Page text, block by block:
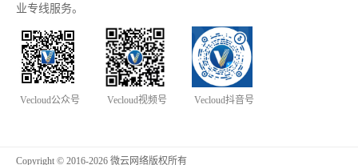
业专线服务。
Vecloud公众号 Vecloud视频号 Vecloud抖音号
Copyright © 2016-2026 微云网络版权所有